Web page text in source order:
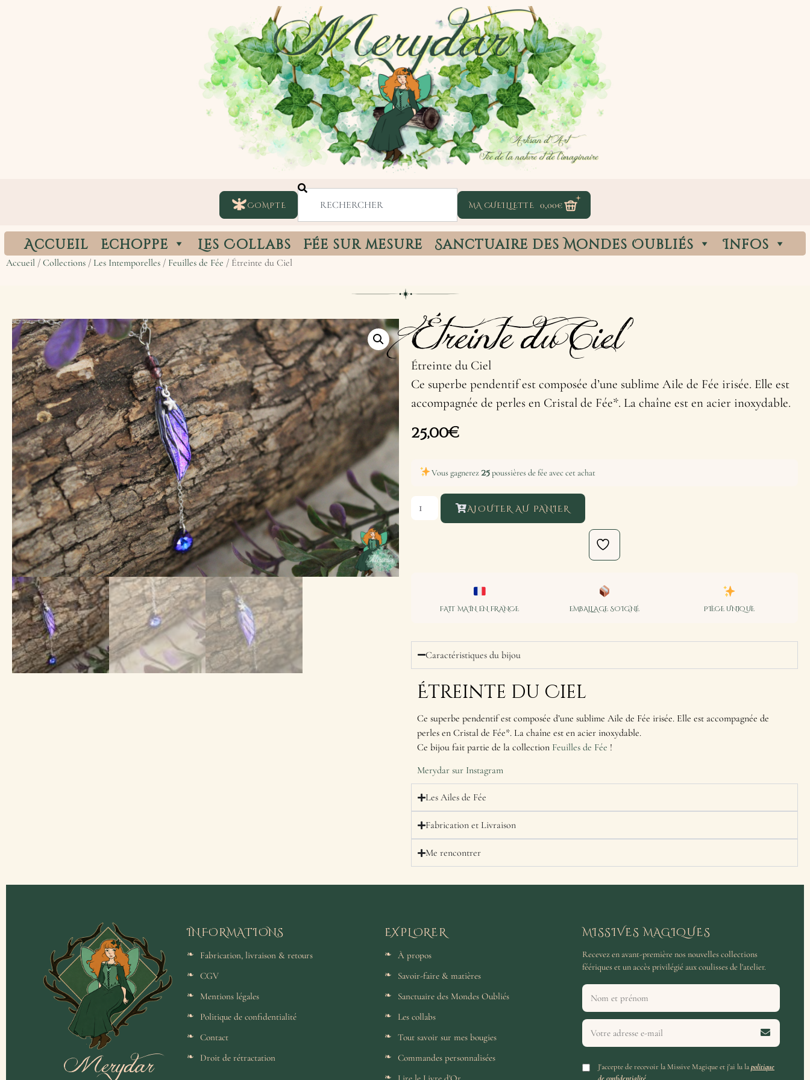
COMPTE 0,00€
Accueil Echoppe Les Collabs Fée sur mesure Sanctuaire des Mondes Oubliés Infos
Accueil / Collections / Les Intemporelles / Feuilles de Fée / Étreinte du Ciel
Étreinte du Ciel
Étreinte du Ciel
Ce superbe pendentif est composée d’une sublime Aile de Fée irisée. Elle est
accompagnée de perles en Cristal de Fée*. La chaîne est en acier inoxydable.
25,00€
Vous gagnerez 25poussières de fée avec cet achat
AJOUTER AU PANIER
FAIT MAIN EN FRANCE EMBALLAGE SOIGNÉ PIÈCE UNIQUE
Caractéristiques du bijou
Étreinte du Ciel
Ce superbe pendentif est composée d’une sublime Aile de Fée irisée. Elle est accompagnée de
perles en Cristal de Fée*. La chaîne est en acier inoxydable.
Ce bijou fait partie de la collection Feuilles de Fée !
Merydar sur Instagram
Les Ailes de Fée
Fabrication et Livraison
Me rencontrer
Merydar
INFORMATIONS
Fabrication, livraison & retours
CGV
Mentions légales
Politique de confidentialité
Contact
Droit de rétractation
EXPLORER
À propos
Savoir-faire & matières
Sanctuaire des Mondes Oubliés
Les collabs
Tout savoir sur mes bougies
Commandes personnalisées
MISSIVES MAGIQUES
Recevez en avant-première nos nouvelles collections
féériques et un accès privilégié aux coulisses de l'atelier.
J'accepte de recevoir la Missive Magique et j'ai lu lapolitique